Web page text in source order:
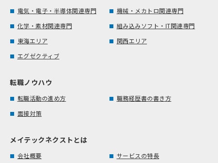
電気・電子・半導体関連専門
機械・メカトロ関連専門
化学・素材関連専門
組み込みソフト・IT関連専門
東海エリア
関西エリア
エグゼクティブ
転職ノウハウ
転職活動の進め方
職務経歴書の書き方
面接対策
メイテックネクストとは
会社概要 サービスの特長